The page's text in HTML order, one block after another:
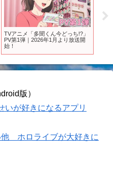
TVアニメ「多聞くん今どっち!?」
PV第1弾｜2026年1月より放送開
始！
版）
が好きになるアプリ
ホロライブが大好きに